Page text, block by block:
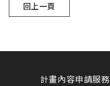
回上一頁
計畫內容申請服務